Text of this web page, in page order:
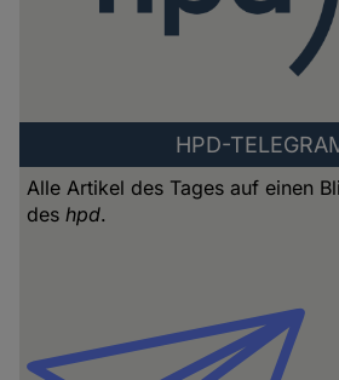
HPD-
Alle Artikel des Tages auf einen
deshpd.